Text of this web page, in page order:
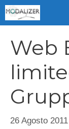
Vai
al
Web
26 Agosto 2011